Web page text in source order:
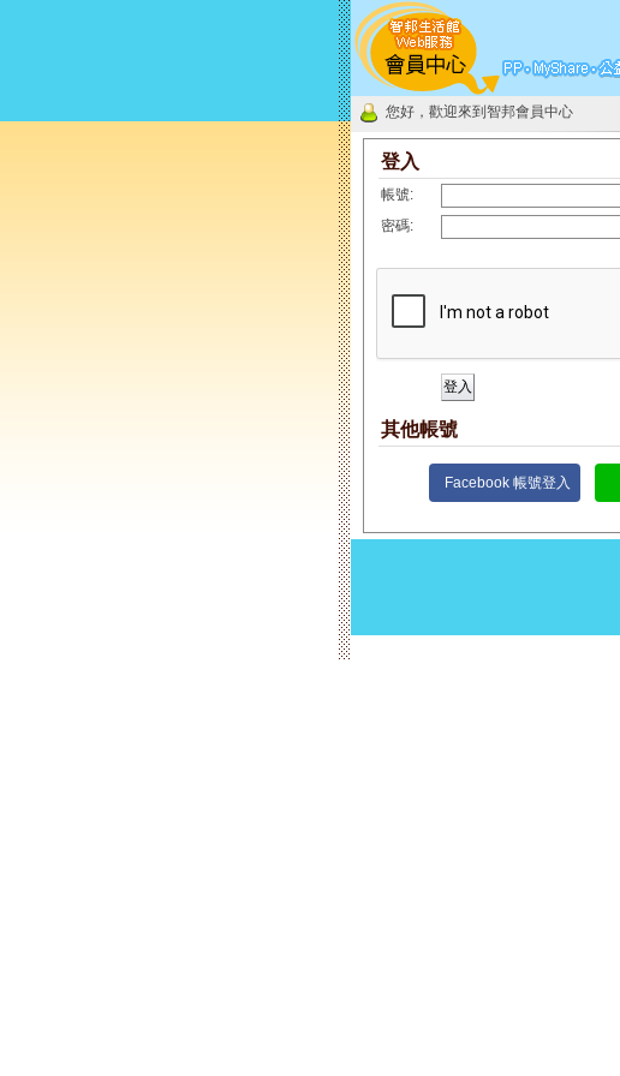
您好，歡迎來到智邦會員中心
登入
帳號:
密碼:
其他帳號
Facebook 帳號登入